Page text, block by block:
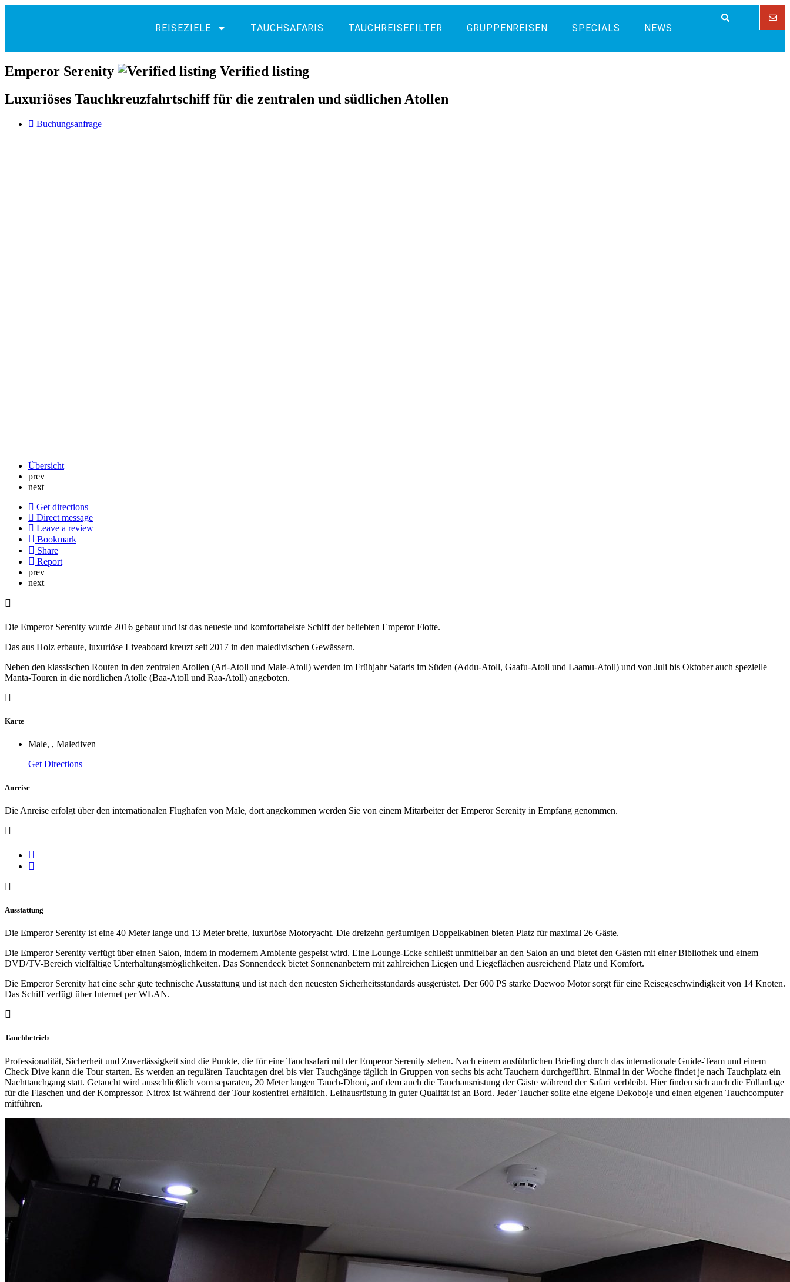
REISEZIELE TAUCHSAFARIS TAUCHREISEFILTER GRUPPENREISEN SPECIALS NEWS
Emperor Serenity
Verified listing
Luxuriöses Tauchkreuzfahrtschiff für die zentralen und südlichen Atollen
Buchungsanfrage
Übersicht
prev
next
Get directions
Direct message
Leave a review
Bookmark
Share
Report
prev
next
Die Emperor Serenity wurde 2016 gebaut und ist das neueste und komfortabelste Schiff der beliebten Emperor Flotte.
Das aus Holz erbaute, luxuriöse Liveaboard kreuzt seit 2017 in den maledivischen Gewässern.
Neben den klassischen Routen in den zentralen Atollen (Ari-Atoll und Male-Atoll) werden im Frühjahr Safaris im Süden (Addu-Atoll, Gaafu-Atoll und Laamu-Atoll) und von Juli bis Oktober auch spezielle
Manta-Touren in die nördlichen Atolle (Baa-Atoll und Raa-Atoll) angeboten.
Karte
Male, , Malediven
Get Directions
Anreise
Die Anreise erfolgt über den internationalen Flughafen von Male, dort angekommen werden Sie von einem Mitarbeiter der Emperor Serenity in Empfang genommen.
Ausstattung
Die Emperor Serenity ist eine 40 Meter lange und 13 Meter breite, luxuriöse Motoryacht. Die dreizehn geräumigen Doppelkabinen bieten Platz für maximal 26 Gäste.
Die Emperor Serenity verfügt über einen Salon, indem in modernem Ambiente gespeist wird. Eine Lounge-Ecke schließt unmittelbar an den Salon an und bietet den Gästen mit einer Bibliothek und einem
DVD/TV-Bereich vielfältige Unterhaltungsmöglichkeiten. Das Sonnendeck bietet Sonnenanbetern mit zahlreichen Liegen und Liegeflächen ausreichend Platz und Komfort.
Die Emperor Serenity hat eine sehr gute technische Ausstattung und ist nach den neuesten Sicherheitsstandards ausgerüstet. Der 600 PS starke Daewoo Motor sorgt für eine Reisegeschwindigkeit von 14 Knoten.
Das Schiff verfügt über Internet per WLAN.
Tauchbetrieb
Professionalität, Sicherheit und Zuverlässigkeit sind die Punkte, die für eine Tauchsafari mit der Emperor Serenity stehen. Nach einem ausführlichen Briefing durch das internationale Guide-Team und einem
Check Dive kann die Tour starten. Es werden an regulären Tauchtagen drei bis vier Tauchgänge täglich in Gruppen von sechs bis acht Tauchern durchgeführt. Einmal in der Woche findet je nach Tauchplatz ein
Nachttauchgang statt. Getaucht wird ausschließlich vom separaten, 20 Meter langen Tauch-Dhoni, auf dem auch die Tauchausrüstung der Gäste während der Safari verbleibt. Hier finden sich auch die Füllanlage
für die Flaschen und der Kompressor. Nitrox ist während der Tour kostenfrei erhältlich. Leihausrüstung in guter Qualität ist an Bord. Jeder Taucher sollte eine eigene Dekoboje und einen eigenen Tauchcomputer
mitführen.